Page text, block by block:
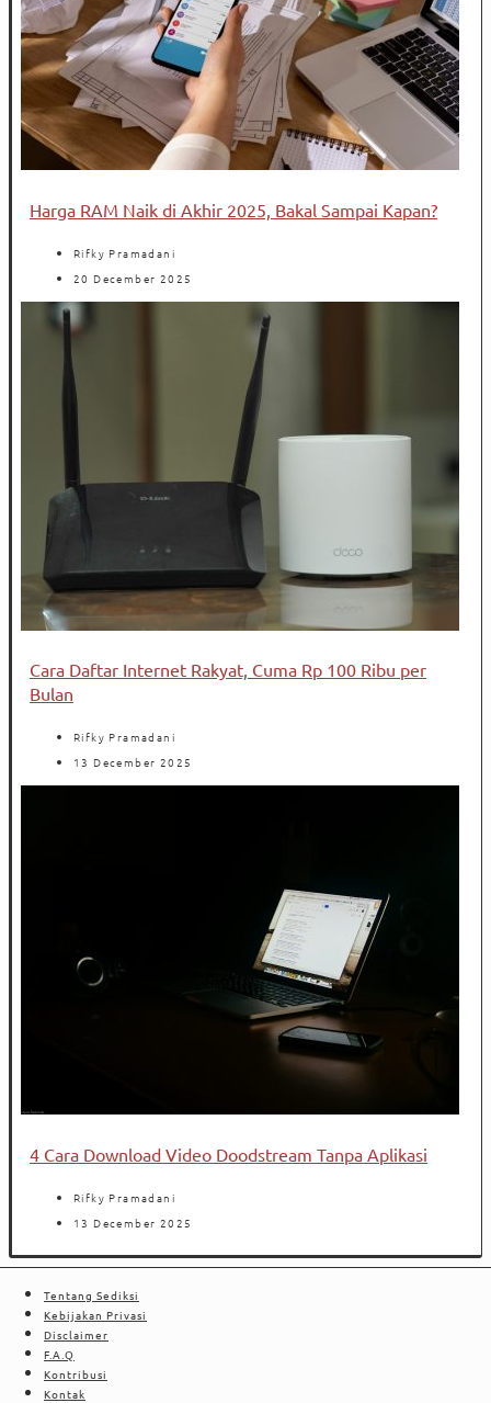
Harga RAM Naik di Akhir 2025, Bakal Sampai Kapan?
Rifky Pramadani
20 December 2025
Cara Daftar Internet Rakyat, Cuma Rp 100 Ribu per
Bulan
Rifky Pramadani
13 December 2025
4 Cara Download Video Doodstream Tanpa Aplikasi
Rifky Pramadani
13 December 2025
Tentang Sediksi
Kebijakan Privasi
Disclaimer
F.A.Q
Kontribusi
Kontak